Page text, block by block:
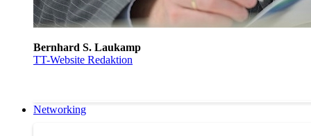
Bernhard S. Laukamp
TT-Website Redaktion
Networking